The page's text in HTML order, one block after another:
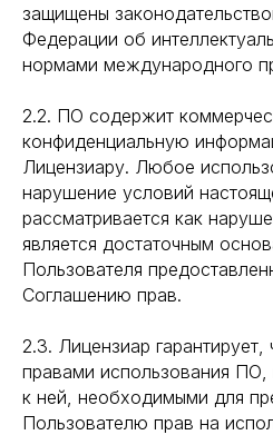
защищены
Федерации об
нормами международного
2.2. ПО содержит
конфиденциальную
Лицензиару. Любое
нарушение условий
рассматривается как
является достаточным
Пользователя
Соглашению прав.
2.3. Лицензиар
правами использования
к ней, необходимыми для
Пользователю прав на